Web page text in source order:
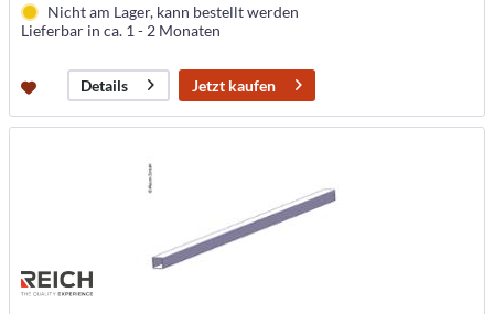
Nicht am Lager, kann bestellt werden
Lieferbar in ca. 1 - 2 Monaten
Details Jetzt kaufen